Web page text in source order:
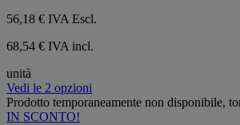
56,18 € IVA Escl.
68,54 € IVA incl.
unità
Vedi le 2 opzioni
Prodotto temporaneamente non disponibile,
IN SCONTO!